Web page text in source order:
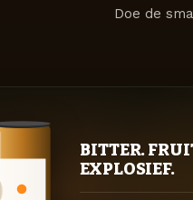
Doe de
BITTER.
EXPLOSIEF.